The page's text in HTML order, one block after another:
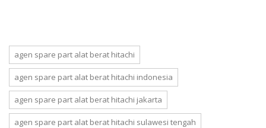
agen spare part alat berat hitachi
agen spare part alat berat hitachi indonesia
agen spare part alat berat hitachi jakarta
agen spare part alat berat hitachi sulawesi tengah